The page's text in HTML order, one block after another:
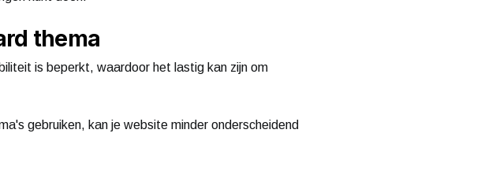
thema
is beperkt, waardoor het lastig kan zijn om
gebruiken, kan je website minder onderscheidend